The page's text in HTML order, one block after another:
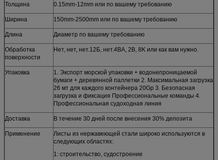
Толщина 0.15mm-12mm или по вашему требованию
Ширина 150mm-2500mm или по вашему требованию
Длина Диаметр по вашему требованию
Обработка
поверхности
Нет, нет, нет.12Б, нет.4BA, 2B, 8K или как вам нужно.
Упаковка
1. Экспорт морской упаковки + водонепроницаемой
бумаги + деревянной паллетки 2. Максимальная загрузка
26 мт для каждого контейнера 20Gp 3. Безопасная
загрузка и фиксация Профессиональные команды 4.
Профессиональная судоходная линия
Доставка В течение 30 дней после внесения 30% депозита
Применение
Листы из нержавеющей стали широко используются в
следующих областях:
1: строительство, судостроение